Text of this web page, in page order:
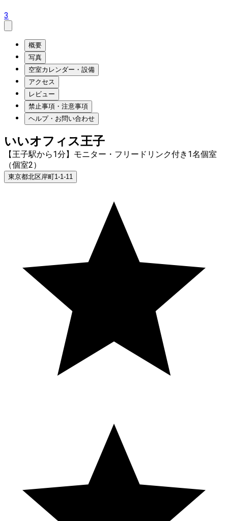
3
概要
写真
空室カレンダー・設備
アクセス
レビュー
禁止事項・注意事項
ヘルプ・お問い合わせ
いいオフィス王子
【王子駅から1分】モニター・フリードリンク付き1名個室
（個室2）
東京都北区岸町1-1-11